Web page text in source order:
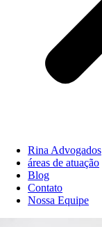
Rina Advogados
áreas de atuação
Blog
Contato
Nossa Equipe